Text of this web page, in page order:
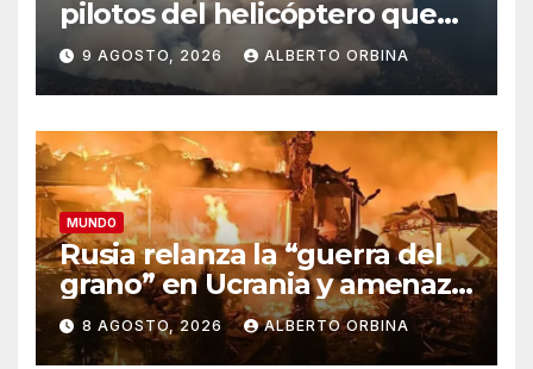
pilotos del helicóptero que
quedó atrapado en medio
del incendio forestal, tras
estrellarse en Utah
9 AGOSTO, 2026 ALBERTO ORBINA
MUNDO
Rusia relanza la “guerra del
grano” en Ucrania y amenaza
el suministro global de
alimentos
8 AGOSTO, 2026 ALBERTO ORBINA